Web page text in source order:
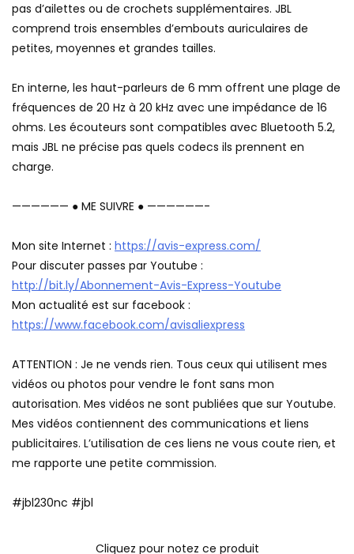
pas d’ailettes ou de crochets supplémentaires. JBL
comprend trois ensembles d’embouts auriculaires de
petites, moyennes et grandes tailles.
En interne, les haut-parleurs de 6 mm offrent une plage de
fréquences de 20 Hz à 20 kHz avec une impédance de 16
ohms. Les écouteurs sont compatibles avec Bluetooth 5.2,
mais JBL ne précise pas quels codecs ils prennent en
charge.
—————— ● ME SUIVRE ● ——————-
Mon site Internet : https://avis-express.com/
Pour discuter passes par Youtube :
http://bit.ly/Abonnement-Avis-Express-Youtube
Mon actualité est sur facebook :
https://www.facebook.com/avisaliexpress
ATTENTION : Je ne vends rien. Tous ceux qui utilisent mes
vidéos ou photos pour vendre le font sans mon
autorisation. Mes vidéos ne sont publiées que sur Youtube.
Mes vidéos contiennent des communications et liens
publicitaires. L’utilisation de ces liens ne vous coute rien, et
me rapporte une petite commission.
#jbl230nc #jbl
Cliquez pour notez ce produit